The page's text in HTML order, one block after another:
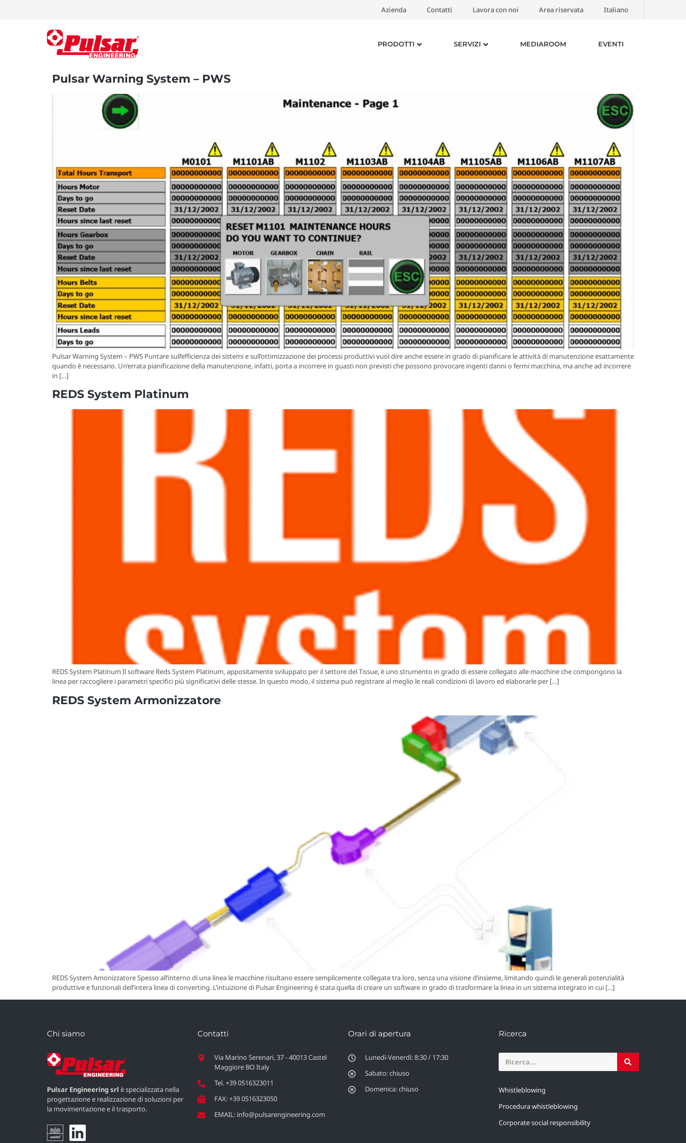
Azienda Contatti Lavora con noi Area riservata Italiano
PRODOTTI SERVIZI MEDIAROOM EVENTI
Pulsar Warning System – PWS
Pulsar Warning System – PWS Puntare sull’efficienza dei sistemi e sull’ottimizzazione dei processi produttivi vuol dire anche essere in grado di pianificare le attività di manutenzione esattamente
quando è necessario. Un’errata pianificazione della manutenzione, infatti, porta a incorrere in guasti non previsti che possono provocare ingenti danni o fermi macchina, ma anche ad incorrere
in […]
REDS System Platinum
REDS System Platinum Il software Reds System Platinum, appositamente sviluppato per il settore del Tissue, è uno strumento in grado di essere collegato alle macchine che compongono la
linea per raccogliere i parametri specifici più significativi delle stesse. In questo modo, il sistema può registrare al meglio le reali condizioni di lavoro ed elaborarle per […]
REDS System Armonizzatore
REDS System Amonizzatore Spesso all’interno di una linea le macchine risultano essere semplicemente collegate tra loro, senza una visione d’insieme, limitando quindi le generali potenzialità
produttive e funzionali dell’intera linea di converting. L’intuizione di Pulsar Engineering è stata quella di creare un software in grado di trasformare la linea in un sistema integrato in cui […]
Chi siamo
Pulsar Engineering srl è specializzata nella
progettazione e realizzazione di soluzioni per
la movimentazione e il trasporto.
Contatti
Via Marino Serenari, 37 - 40013 Castel
Maggiore BO Italy
Tel. +39 0516323011
FAX: +39 0516323050
EMAIL: info@pulsarengineering.com
Orari di apertura
Lunedì-Venerdì: 8:30 / 17:30
Sabato: chiuso
Domenica: chiuso
Ricerca
Whistleblowing
Procedura whistleblowing
Corporate social responsibility